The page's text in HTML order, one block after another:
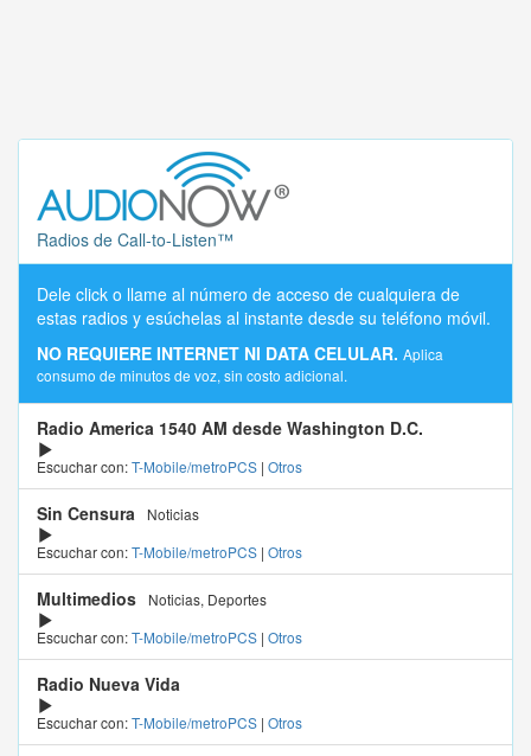
Radios de Call-to-Listen™
Dele click o llame al número de acceso de cualquiera de
estas radios y esúchelas al instante desde su teléfono móvil.
NO REQUIERE INTERNET NI DATA CELULAR. Aplica
consumo de minutos de voz, sin costo adicional.
Radio America 1540 AM desde Washington D.C.
Escuchar con:T-Mobile/metroPCS | Otros
Sin Censura
Noticias
Escuchar con:T-Mobile/metroPCS | Otros
Multimedios
Noticias, Deportes
Escuchar con:T-Mobile/metroPCS | Otros
Radio Nueva Vida
Escuchar con:T-Mobile/metroPCS | Otros